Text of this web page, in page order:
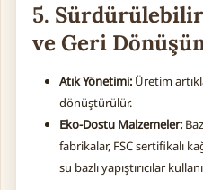
5.
ve Geri
Atık Yönetimi: Üretim
dönüştürülür.
Eko-Dostu Malzemeler:
fabrikalar, FSC sertifikalı
su bazlı yapıştırıcılar